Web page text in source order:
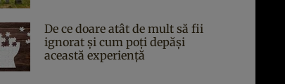
De ce doare atât de mult să fii
ignorat și cum poți depăși
această experiență